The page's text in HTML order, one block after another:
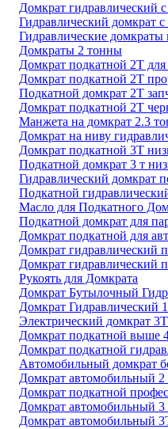
Домкрат гидравлический
Гидравлический домкрат
Гидравлические домкраты
Домкраты 2 тонны
Домкрат подкатной 2Т
Домкрат подкатной 2Т
Подкатной домкрат 2Т
Домкрат подкатной 2Т
Манжета на домкрат 2.3
Домкрат на ниву
Домкрат подкатной 3Т
Подкатной домкрат 3 т
Гидравлический домкрат
Подкатной
Масло для Подкатного
Подкатной домкрат для
Домкрат подкатной для
Домкрат гидравлический
Домкрат гидравлический
Рукоять для Домкрата
Домкрат Бутылочный
Домкрат Гидравлический
Электрический домкрат 3Т
Домкрат подкатной выше
Домкрат подкатной
Автомобильный домкрат
Домкрат автомобильный 2
Домкрат подкатной
Домкрат автомобильный
Домкрат автомобильный